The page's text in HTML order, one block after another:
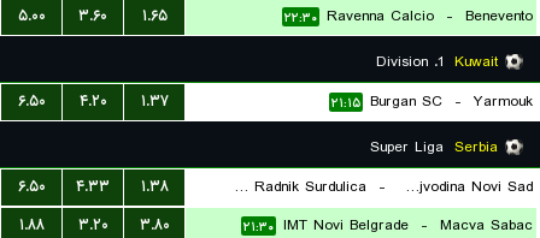
Benevento
-
Ravenna Calcio ۲۲:۳۰ ۱.۶۵ ۳.۶۰
۵.۰۰
Kuwait
Yarmouk
-
Burgan SC ۲۱:۱۵ ۱.۳۷ ۴.۲۰
۶.۵۰
Serbia
FK Vojvodina Novi Sad
-
FK Radnik Surdulica
۲۱:۳۰
۱.۳۸ ۴.۳۳
۶.۵۰
Macva Sabac
-
IMT Novi Belgrade ۲۱:۳۰ ۳.۸۰ ۳.۲۰
۱.۸۸